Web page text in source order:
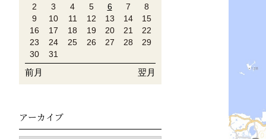
2
3 4 5 6 7
8
9
10 11 12 13 14
15
16
17 18 19 20 21
22
23
24 25 26 27 28
29
30
31
前月 翌月
アーカイブ